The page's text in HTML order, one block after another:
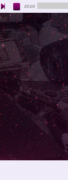
00:00